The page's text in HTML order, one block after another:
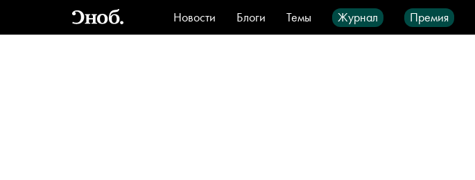
Новости Блоги Темы Журнал Премия
Стиль
Видео Город IT-продукты